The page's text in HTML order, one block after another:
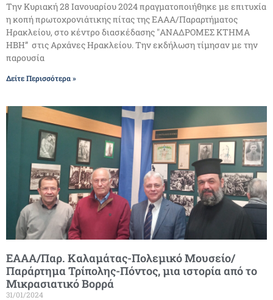
Την Κυριακή 28 Ιανουαρίου 2024 πραγματοποιήθηκε με επιτυχία
η κοπή πρωτοχρονιάτικης πίτας της ΕΑΑΑ/Παραρτήματος
Ηρακλείου, στο κέντρο διασκέδασης ″ΑΝΑΔΡΟΜΕΣ ΚΤΗΜΑ
ΗΒΗ” στις Αρχάνες Ηρακλείου. Την εκδήλωση τίμησαν με την
παρουσία
Δείτε Περισσότερα »
ΕΑΑΑ/Παρ. Καλαμάτας-Πολεμικό Μουσείο/
Παράρτημα Τρίπολης-Πόντος, μια ιστορία από το
Μικρασιατικό Βορρά
31/01/2024